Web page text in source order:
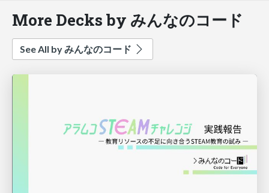
More Decks by みんなのコード
See All by みんなのコード